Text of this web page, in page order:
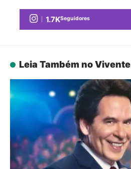
1.7KSeguidores
Leia Também no Vivente